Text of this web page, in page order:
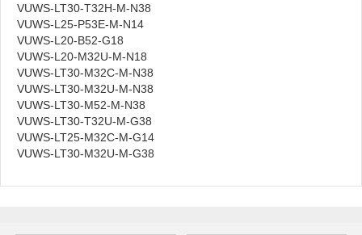
VUWS-LT30-T32H-M-N38
VUWS-L25-P53E-M-N14
VUWS-L20-B52-G18
VUWS-L20-M32U-M-N18
VUWS-LT30-M32C-M-N38
VUWS-LT30-M32U-M-N38
VUWS-LT30-M52-M-N38
VUWS-LT30-T32U-M-G38
VUWS-LT25-M32C-M-G14
VUWS-LT30-M32U-M-G38